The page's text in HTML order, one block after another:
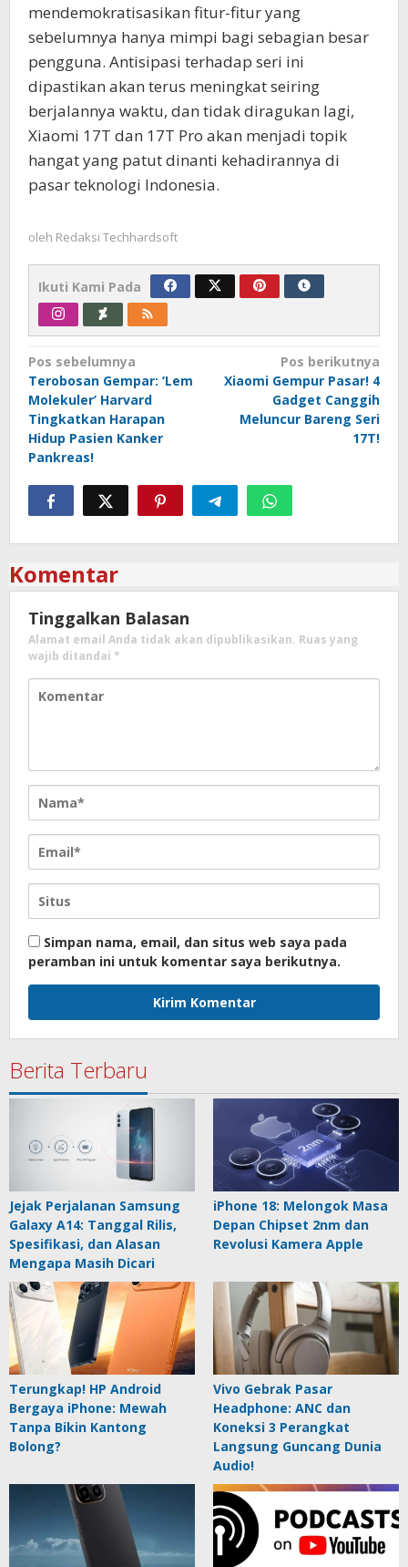
mendemokratisasikan fitur-fitur yang
sebelumnya hanya mimpi bagi sebagian besar
pengguna. Antisipasi terhadap seri ini
dipastikan akan terus meningkat seiring
berjalannya waktu, dan tidak diragukan lagi,
Xiaomi 17T dan 17T Pro akan menjadi topik
hangat yang patut dinanti kehadirannya di
pasar teknologi Indonesia.
oleh Redaksi Techhardsoft
Ikuti Kami Pada
Navigasi
pos
Pos sebelumnya
Terobosan Gempar: ‘Lem
Molekuler’ Harvard
Tingkatkan Harapan
Hidup Pasien Kanker
Pankreas!
Pos berikutnya
Xiaomi Gempur Pasar! 4
Gadget Canggih
Meluncur Bareng Seri
17T!
Komentar
Tinggalkan Balasan
Alamat email Anda tidak akan dipublikasikan. Ruas yang
wajib ditandai *
Simpan nama, email, dan situs web saya pada
peramban ini untuk komentar saya berikutnya.
Berita Terbaru
Jejak Perjalanan Samsung
Galaxy A14: Tanggal Rilis,
Spesifikasi, dan Alasan
Mengapa Masih Dicari
iPhone 18: Melongok Masa
Depan Chipset 2nm dan
Revolusi Kamera Apple
Terungkap! HP Android
Bergaya iPhone: Mewah
Tanpa Bikin Kantong
Bolong?
Vivo Gebrak Pasar
Headphone: ANC dan
Koneksi 3 Perangkat
Langsung Guncang Dunia
Audio!